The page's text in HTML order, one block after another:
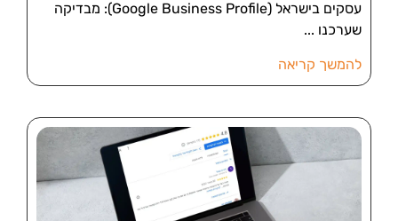
עסקים בישראל (Google Business Profile): מבדיקה
שערכנו
להמשך קריאה